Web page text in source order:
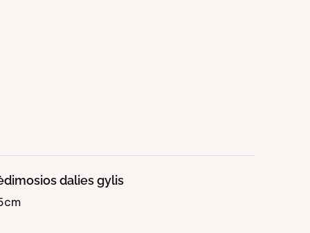
dalies gylis